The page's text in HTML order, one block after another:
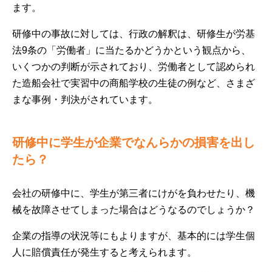
ます。
研修中の事故に対しては、行政の解釈は、研修生が労基
法9条の「労働者」に当たるかどうかという観点から、
いくつかの判断が示されており、労働者として認められ
た造船会社で実習中の商船学校の生徒の例など、さまざ
まな事例・判決がされています。
研修中に学生が企業でなんらかの損害を出し
たら？
会社の研修中に、学生が第三者にけがを負わせたり、機
械を故障させてしまった場合はどうなるのでしょうか？
企業の指導の状況等にもよりますが、基本的には学生個
人に賠償責任が発生すると考えられます。